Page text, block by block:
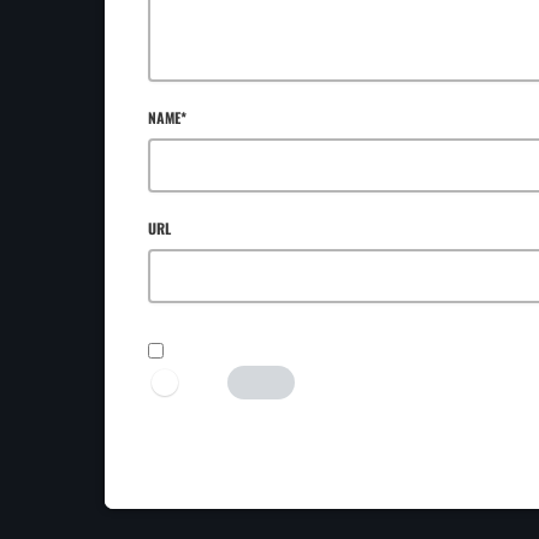
NAME*
URL
I AM HUMAN